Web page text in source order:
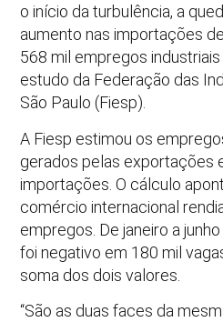
o início da turbulência, a
aumento nas importações
568 mil empregos
estudo da Federação das
São Paulo (Fiesp).
A Fiesp estimou os
gerados pelas exportações
importações. O cálculo
comércio internacional
empregos. De janeiro a
foi negativo em 180 mil
soma dos dois valores.
“São as duas faces da